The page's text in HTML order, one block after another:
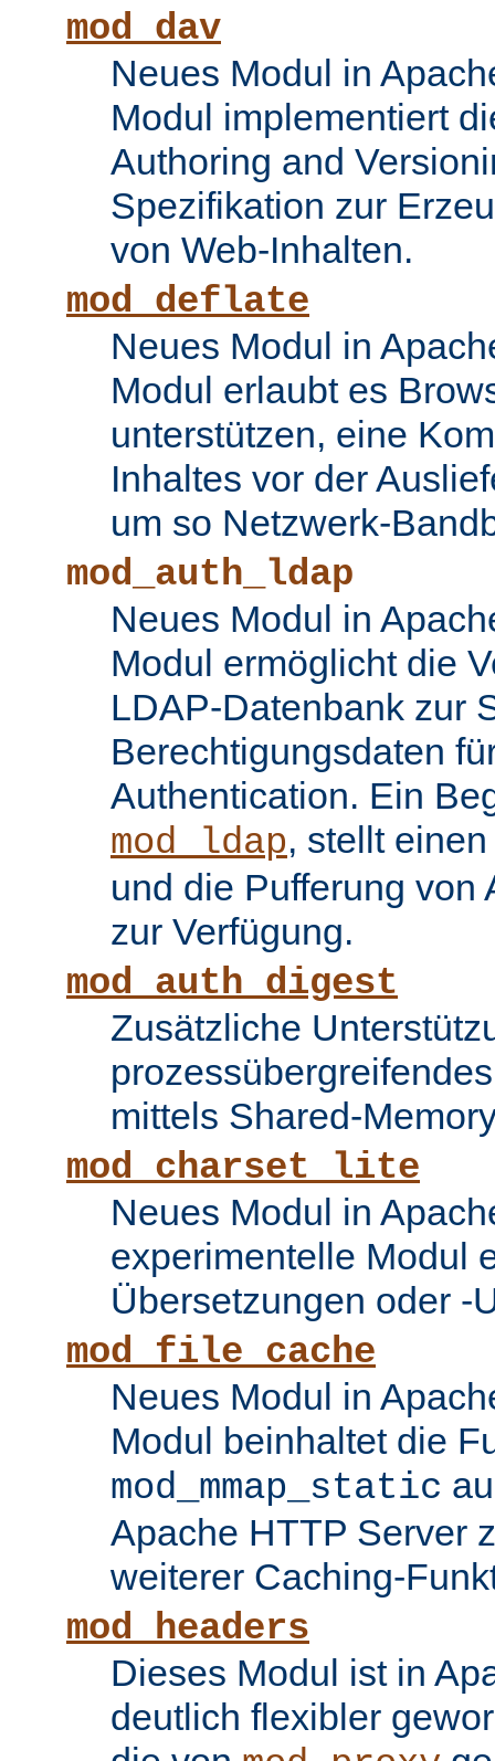
mod_dav
Neues Modul in
Modul implementiert
Authoring and
Spezifikation zur
von Web-Inhalten.
mod_deflate
Neues Modul in
Modul erlaubt es
unterstützen, eine
Inhaltes vor der
um so Netzwerk-
mod_auth_ldap
Neues Modul in
Modul ermöglicht die
LDAP-Datenbank zur
Berechtigungsdaten
Authentication. Ein
mod_ldap, stellt
und die Pufferung von
zur Verfügung.
mod_auth_digest
Zusätzliche
mittels Shared-
mod_charset_lite
Neues Modul in
experimentelle Modul
Übersetzungen oder -
mod_file_cache
Neues Modul in
Modul beinhaltet die
mod_mmap_static
Apache HTTP Server
weiterer Caching-
mod_headers
Dieses Modul ist in
deutlich flexibler